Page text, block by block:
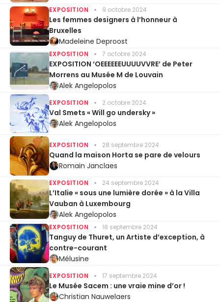
EXPOSITION 9 octobre 2024
Les femmes designers à l’honneur à
Bruxelles
Madeleine Deproost
EXPOSITION 7 octobre 2024
EXPOSITION ‘OEEEEEEUUUUVVRE’ de Peter
Morrens au Musée M de Louvain
Alek Angelopolos
EXPOSITION 2 octobre 2024
Val Smets « Will go undersky »
Alek Angelopolos
EXPOSITION 28 septembre 2024
Quand la maison Horta se pare de velours
Romain Janclaes
EXPOSITION 24 septembre 2024
L’Italie « sous une lumière dorée » à la Villa
Vauban à Luxembourg
Alek Angelopolos
EXPOSITION 18 septembre 2024
Tanguy de Thuret, un Artiste d’exception, à
contre-courant
Mélusine
EXPOSITION 17 septembre 2024
Le Musée Sacem : une vraie mine d’or !
Christian Nauwelaers